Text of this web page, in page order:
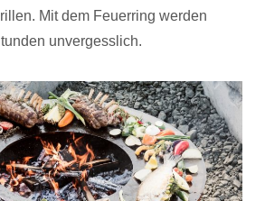
Mit dem Feuerring werden
unvergesslich.